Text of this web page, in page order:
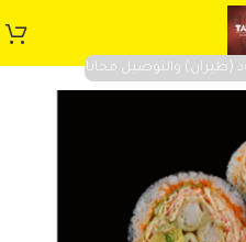
(طيران) والتوصيل مجانا